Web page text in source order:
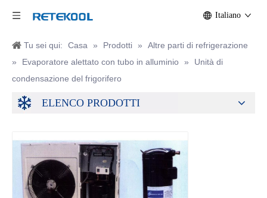
Italiano
Tu sei qui: Casa » Prodotti »
Altre parti di refrigerazione
»
Evaporatore alettato con tubo in alluminio »
Unità di
condensazione del frigorifero
ELENCO PRODOTTI